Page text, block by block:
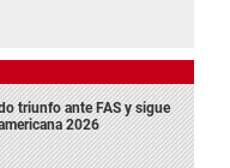
triunfo ante FAS y sigue
2026